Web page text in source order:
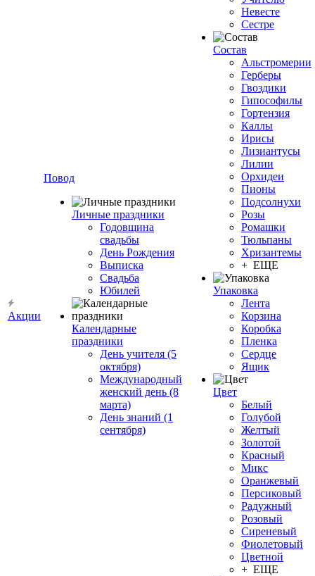
Акции
Повод
Личные праздники
Годовщина
свадьбы
День Рождения
Выписка
Свадьба
Юбилей
Календарные
праздники
День учителя (5
октября)
Международный
женский день (8
марта)
День знаний (1
сентября)
Невесте
Сестре
Состав
Альстромерии
Герберы
Гвоздики
Гипософилы
Гортензия
Каллы
Ирисы
Лизиантусы
Лилии
Орхидеи
Пионы
Подсолнухи
Розы
Ромашки
Тюльпаны
Хризантемы
+ ЕЩЕ
Упаковка
Лента
Корзина
Коробка
Пленка
Сердце
Ящик
Цвет
Белый
Голубой
Желтый
Золотой
Красный
Микс
Оранжевый
Персиковый
Радужный
Розовый
Сиреневый
Фиолетовый
Цветной
+ ЕЩЕ